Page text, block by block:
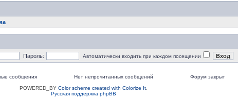
Пароль: Автоматически входить при каждом посещении
сообщения Нет непрочитанных сообщений
Форум закрыт
POWERED_BY Color scheme created with Colorize It.
Русская поддержка phpBB